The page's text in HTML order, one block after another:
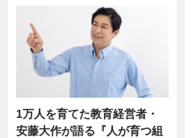
1万人を育てた教育経営者・
安藤大作が語る『人が育つ組